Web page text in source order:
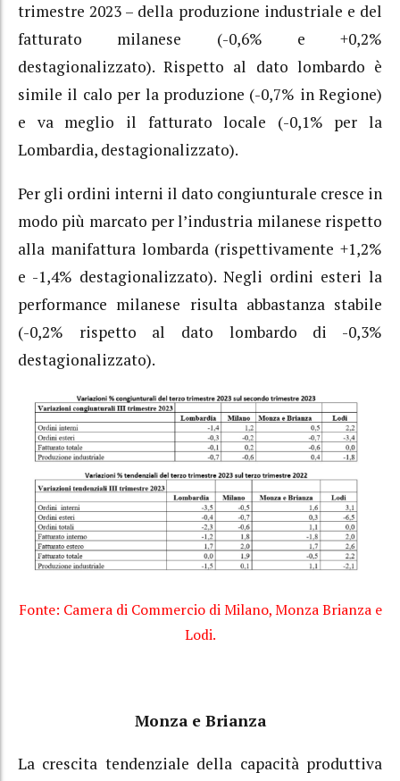
trimestre 2023 – della produzione industriale e del
fatturato milanese (-0,6% e +0,2%
destagionalizzato). Rispetto al dato lombardo è
simile il calo per la produzione (-0,7% in Regione)
e va meglio il fatturato locale (-0,1% per la
Lombardia, destagionalizzato).
Per gli ordini interni il dato congiunturale cresce in
modo più marcato per l’industria milanese rispetto
alla manifattura lombarda (rispettivamente +1,2%
e -1,4% destagionalizzato). Negli ordini esteri la
performance milanese risulta abbastanza stabile
(-0,2% rispetto al dato lombardo di -0,3%
destagionalizzato).
Fonte: Camera di Commercio di Milano, Monza Brianza e
Lodi.
Monza e Brianza
La crescita tendenziale della capacità produttiva